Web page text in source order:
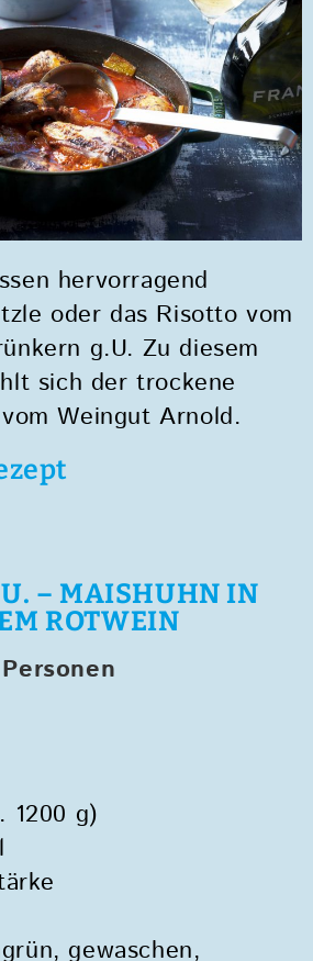
hervorragend
oder das Risotto vom
g.U. Zu diesem
sich der trockene
Weingut Arnold.
– MAISHUHN IN
ROTWEIN
1200 g)
gewaschen,